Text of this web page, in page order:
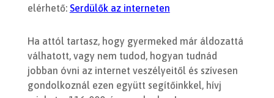
elérhető: Serdülők az interneten
Ha attól tartasz, hogy gyermeked már áldozattá
válhatott, vagy nem tudod, hogyan tudnád
jobban óvni az internet veszélyeitől és szívesen
gondolkoznál ezen együtt segítőinkkel, hívj